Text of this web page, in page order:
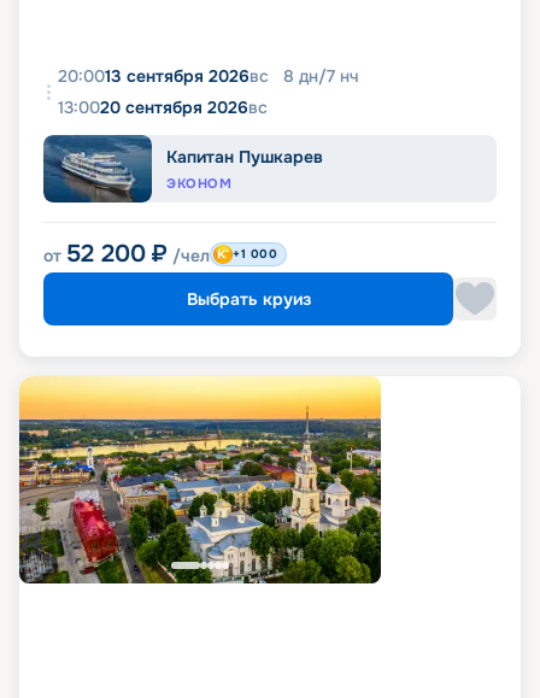
20:0013 сентября 2026вс 8 дн/7 нч
13:0020 сентября 2026вс
Капитан Пушкарев
ЭКОНОМ
от 52 200 ₽ /чел +1 000
Выбрать круиз